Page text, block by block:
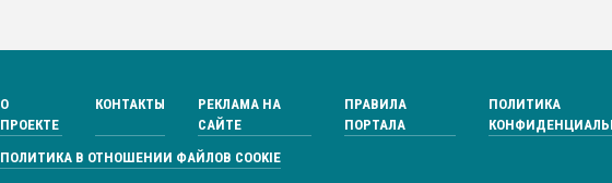
О
ПРОЕКТЕ
КОНТАКТЫ
РЕКЛАМА НА
САЙТЕ
ПРАВИЛА
ПОРТАЛА
ПОЛИТИКА
ПОЛИТИКА В ОТНОШЕНИИ ФАЙЛОВ COOKIE